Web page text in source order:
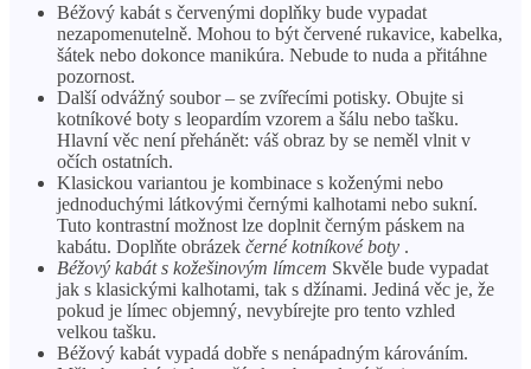
Béžový kabát s červenými doplňky bude vypadat
nezapomenutelně. Mohou to být červené rukavice, kabelka,
šátek nebo dokonce manikúra. Nebude to nuda a přitáhne
pozornost.
Další odvážný soubor – se zvířecími potisky. Obujte si
kotníkové boty s leopardím vzorem a šálu nebo tašku.
Hlavní věc není přehánět: váš obraz by se neměl vlnit v
očích ostatních.
Klasickou variantou je kombinace s koženými nebo
jednoduchými látkovými černými kalhotami nebo sukní.
Tuto kontrastní možnost lze doplnit černým páskem na
kabátu. Doplňte obrázek černé kotníkové boty .
Béžový kabát s kožešinovým límcem Skvěle bude vypadat
jak s klasickými kalhotami, tak s džínami. Jediná věc je, že
pokud je límec objemný, nevybírejte pro tento vzhled
velkou tašku.
Béžový kabát vypadá dobře s nenápadným károváním.